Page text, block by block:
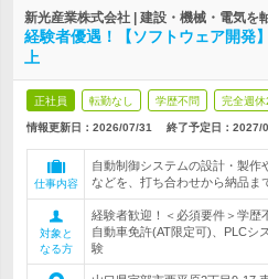
新光産業株式会社 | 建設・機械・電気を
経験者優遇！【ソフトウェア開発
上
正社員 転勤なし 学歴不問 完全週休
情報更新日：2026/07/31 終了予定日： 2027/
仕事内容
自動制御システムの設計・製作
などを、打ち合わせから納品ま
対象と
なる方
経験者歓迎！＜必須要件＞学
自動車免許(AT限定可)、PLCシ
験